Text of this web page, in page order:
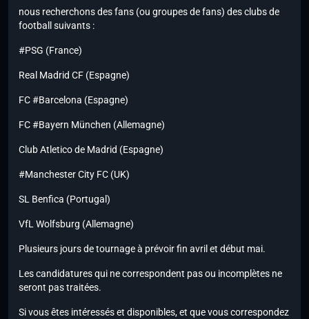
nous recherchons des fans (ou groupes de fans) des clubs de
football suivants :
#PSG (France)
Real Madrid CF (Espagne)
FC #Barcelona (Espagne)
FC #Bayern München (Allemagne)
Club Atletico de Madrid (Espagne)
#Manchester City FC (UK)
SL Benfica (Portugal)
VfL Wolfsburg (Allemagne)
Plusieurs jours de tournage à prévoir fin avril et début mai.
Les candidatures qui ne correspondent pas ou incomplètes ne
seront pas traitées.
Si vous êtes intéressés et disponibles, et que vous correspondez